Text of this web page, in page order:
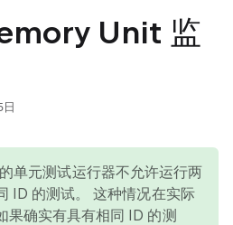
Unit 监
单元测试运行器不允许运行两
ID 的测试。 这种情况在实际
果确实有具有相同 ID 的测